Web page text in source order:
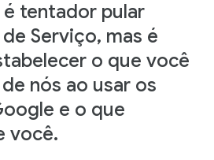
é tentador pular
Serviço, mas é
o que você
nós ao usar os
e o que
você.